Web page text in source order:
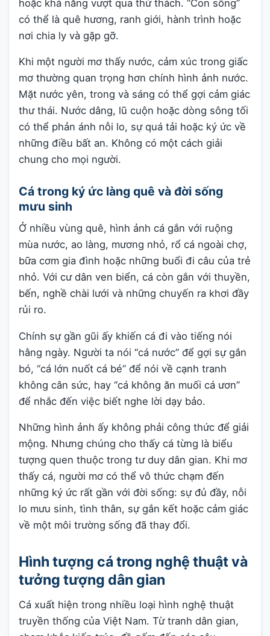
hoặc khả năng vượt qua thử thách. “Con sông”
có thể là quê hương, ranh giới, hành trình hoặc
nơi chia ly và gặp gỡ.
Khi một người mơ thấy nước, cảm xúc trong giấc
mơ thường quan trọng hơn chính hình ảnh nước.
Mặt nước yên, trong và sáng có thể gợi cảm giác
thư thái. Nước dâng, lũ cuộn hoặc dòng sông tối
có thể phản ánh nỗi lo, sự quá tải hoặc ký ức về
những điều bất an. Không có một cách giải
chung cho mọi người.
Cá trong ký ức làng quê và đời sống
mưu sinh
Ở nhiều vùng quê, hình ảnh cá gắn với ruộng
mùa nước, ao làng, mương nhỏ, rổ cá ngoài chợ,
bữa cơm gia đình hoặc những buổi đi câu của trẻ
nhỏ. Với cư dân ven biển, cá còn gắn với thuyền,
bến, nghề chài lưới và những chuyến ra khơi đầy
rủi ro.
Chính sự gần gũi ấy khiến cá đi vào tiếng nói
hằng ngày. Người ta nói “cá nước” để gợi sự gắn
bó, “cá lớn nuốt cá bé” để nói về cạnh tranh
không cân sức, hay “cá không ăn muối cá ươn”
để nhắc đến việc biết nghe lời dạy bảo.
Những hình ảnh ấy không phải công thức để giải
mộng. Nhưng chúng cho thấy cá từng là biểu
tượng quen thuộc trong tư duy dân gian. Khi mơ
thấy cá, người mơ có thể vô thức chạm đến
những ký ức rất gần với đời sống: sự đủ đầy, nỗi
lo mưu sinh, tình thân, sự gắn kết hoặc cảm giác
về một môi trường sống đã thay đổi.
Hình tượng cá trong nghệ thuật và
tưởng tượng dân gian
Cá xuất hiện trong nhiều loại hình nghệ thuật
truyền thống của Việt Nam. Từ tranh dân gian,